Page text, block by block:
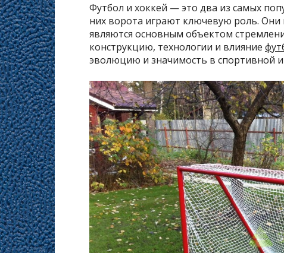
Футбол и хоккей — это два из самых
них ворота играют ключевую роль.
являются основным объектом
конструкцию, технологии и влияние
эволюцию и значимость в спортивной